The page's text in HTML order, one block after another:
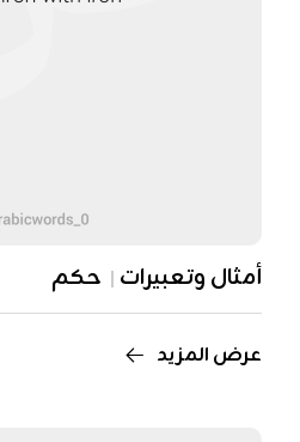
أمثال وتعبيرات حكم
عرض المزيد